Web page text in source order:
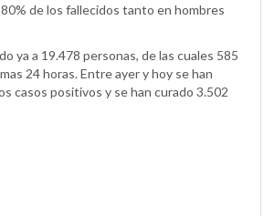
de los fallecidos tanto en hombres
ya a 19.478 personas, de las cuales 585
24 horas. Entre ayer y hoy se han
casos positivos y se han curado 3.502